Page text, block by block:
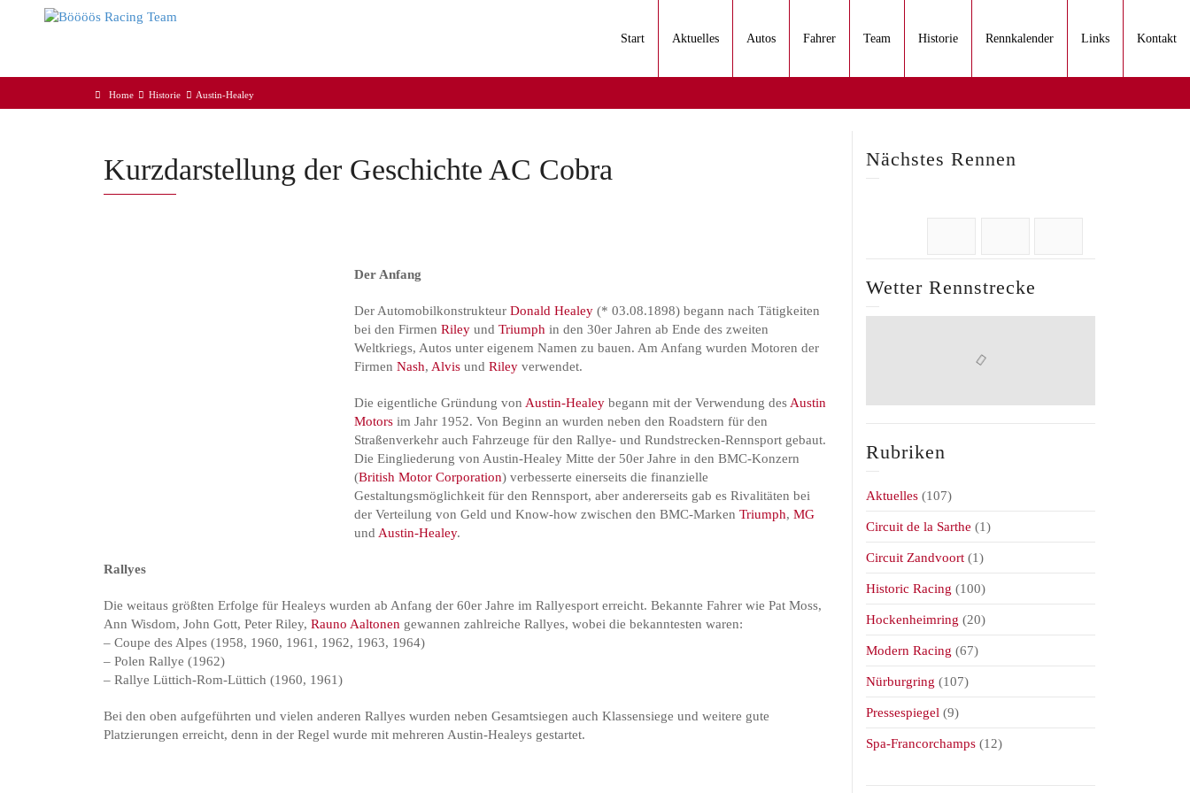
Start Aktuelles Autos Fahrer Team Historie Rennkalender Links Kontakt
Home Historie Austin-Healey
Kurzdarstellung der Geschichte AC Cobra
Der Anfang
Der AutomobilkonstrukteurDonald Healey (* 03.08.1898) begann nach Tätigkeiten
bei den FirmenRiley undTriumph in den 30er Jahren ab Ende des zweiten
Weltkriegs, Autos unter eigenem Namen zu bauen. Am Anfang wurden Motoren der
FirmenNash, Alvis undRiley verwendet.
Die eigentliche Gründung von Austin-Healey begann mit der Verwendung des Austin
Motors im Jahr 1952. Von Beginn an wurden neben den Roadstern für den
Straßenverkehr auch Fahrzeuge für den Rallye- und Rundstrecken-Rennsport gebaut.
Die Eingliederung von Austin-Healey Mitte der 50er Jahre in den BMC-Konzern
(British Motor Corporation) verbesserte einerseits die finanzielle
Gestaltungsmöglichkeit für den Rennsport, aber andererseits gab es Rivalitäten bei
der Verteilung von Geld und Know-how zwischen den BMC-MarkenTriumph,MG
und Austin-Healey.
Rallyes
Die weitaus größten Erfolge für Healeys wurden ab Anfang der 60er Jahre im Rallyesport erreicht. Bekannte Fahrer wie Pat Moss,
Ann Wisdom, John Gott, Peter Riley, Rauno Aaltonen gewannen zahlreiche Rallyes, wobei die bekanntesten waren:
– Coupe des Alpes (1958, 1960, 1961, 1962, 1963, 1964)
– Polen Rallye (1962)
– Rallye Lüttich-Rom-Lüttich (1960, 1961)
Bei den oben aufgeführten und vielen anderen Rallyes wurden neben Gesamtsiegen auch Klassensiege und weitere gute
Platzierungen erreicht, denn in der Regel wurde mit mehreren Austin-Healeys gestartet.
Nächstes Rennen
Wetter Rennstrecke
Rubriken
Aktuelles (107)
Circuit de la Sarthe (1)
Circuit Zandvoort (1)
Historic Racing (100)
Hockenheimring (20)
Modern Racing (67)
Nürburgring (107)
Pressespiegel (9)
Spa-Francorchamps (12)